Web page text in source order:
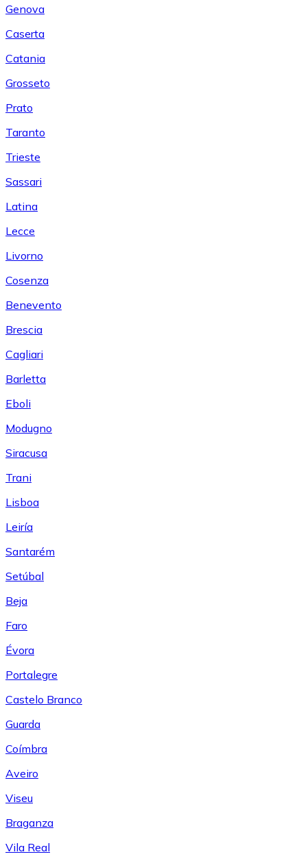
Genova
Caserta
Catania
Grosseto
Prato
Taranto
Trieste
Sassari
Latina
Lecce
Livorno
Cosenza
Benevento
Brescia
Cagliari
Barletta
Eboli
Modugno
Siracusa
Trani
Lisboa
Leiría
Santarém
Setúbal
Beja
Faro
Évora
Portalegre
Castelo Branco
Guarda
Coímbra
Aveiro
Viseu
Braganza
Vila Real